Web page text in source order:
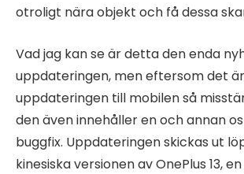
otroligt nära objekt och få dessa
Vad jag kan se är detta den enda
uppdateringen, men eftersom det
uppdateringen till mobilen så
den även innehåller en och annan
buggfix. Uppdateringen skickas ut
kinesiska versionen av OnePlus 13,